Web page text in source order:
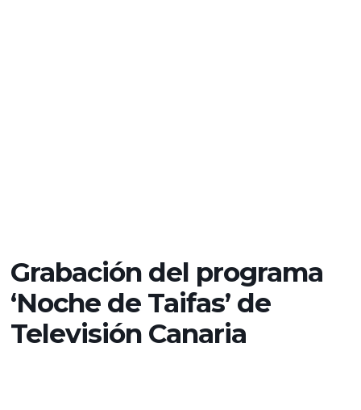
Grabación del programa
‘Noche de Taifas’ de
Televisión Canaria